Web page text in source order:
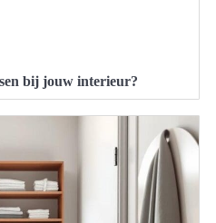
bij jouw interieur?